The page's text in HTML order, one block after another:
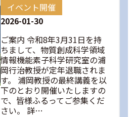
イベント開催
2026-01-30
ご案内 令和8年3月31日を持
ちまして、物質創成科学領域
情報機能素子科学研究室の浦
岡行治教授が定年退職されま
す。 浦岡教授の最終講義を以
下のとおり開催いたしますの
で、皆様ふるってご参集くだ
さい。 詳…